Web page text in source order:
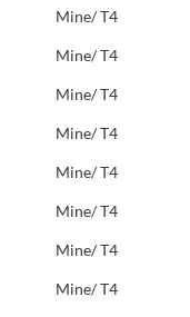
Mine/ T4
Mine/ T4
Mine/ T4
Mine/ T4
Mine/ T4
Mine/ T4
Mine/ T4
Mine/ T4